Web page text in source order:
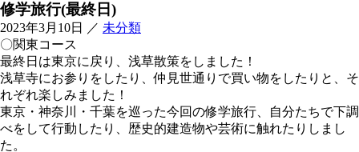
修学旅行(最終日)
2023年3月10日 ／ 未分類
〇関東コース
最終日は東京に戻り、浅草散策をしました！
浅草寺にお参りをしたり、仲見世通りで買い物をしたりと、そ
れぞれ楽しみました！
東京・神奈川・千葉を巡った今回の修学旅行、自分たちで下調
べをして行動したり、歴史的建造物や芸術に触れたりしまし
た。